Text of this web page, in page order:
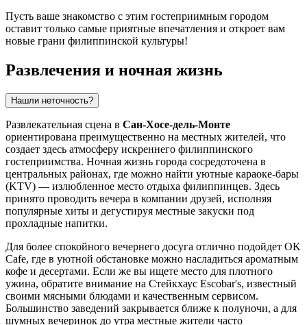
Пусть ваше знакомство с этим гостеприимным городом
оставит только самые приятные впечатления и откроет вам
новые грани филиппинской культуры!
Развлечения и ночная жизнь
Нашли неточность?
Развлекательная сцена в Сан-Хосе-дель-Монте
ориентирована преимущественно на местных жителей, что
создает здесь атмосферу искреннего филиппинского
гостеприимства. Ночная жизнь города сосредоточена в
центральных районах, где можно найти уютные караоке-бары
(KTV) — излюбленное место отдыха филиппинцев. Здесь
принято проводить вечера в компании друзей, исполняя
популярные хиты и дегустируя местные закуски под
прохладные напитки.
Для более спокойного вечернего досуга отлично подойдет OK
Cafe, где в уютной обстановке можно насладиться ароматным
кофе и десертами. Если же вы ищете место для плотного
ужина, обратите внимание на Стейкхаус Escobar's, известный
своими мясными блюдами и качественным сервисом.
Большинство заведений закрывается ближе к полуночи, а для
шумных вечеринок до утра местные жители часто